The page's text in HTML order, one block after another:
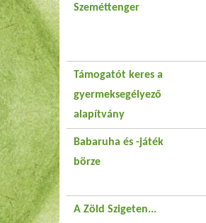
Szeméttenger
Támogatót keres a
gyermeksegélyező
alapítvány
Babaruha és -játék
börze
A Zöld Szigeten...